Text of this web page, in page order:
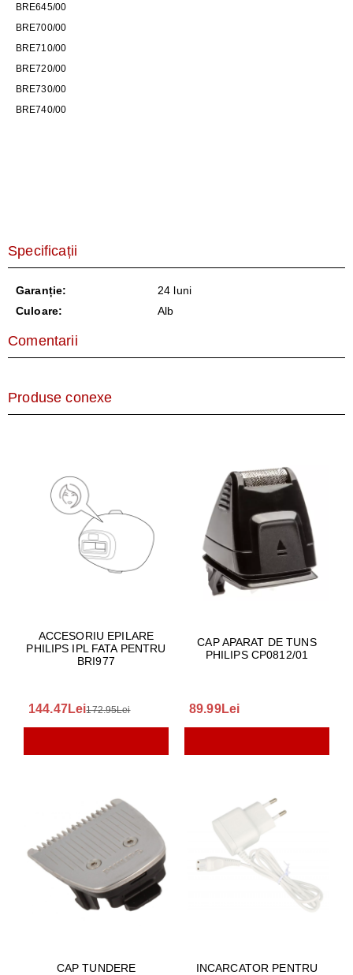
BRE645/00
BRE700/00
BRE710/00
BRE720/00
BRE730/00
BRE740/00
Specificații
Garanție:
24 luni
Culoare:
Alb
Comentarii
Produse conexe
ACCESORIU EPILARE
PHILIPS IPL FATA PENTRU
BRI977
144.47Lei172.95Lei
CAP APARAT DE TUNS
PHILIPS CP0812/01
89.99Lei
CAP TUNDERE
INCARCATOR PENTRU